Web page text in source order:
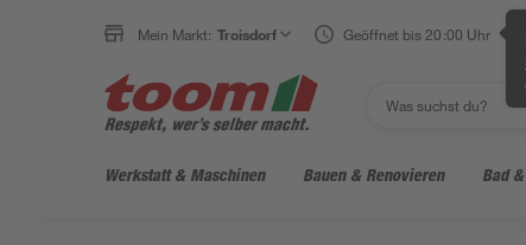
Mein Markt: Troisdorf Geöffnet bis 20:00 Uhr
Werkstatt & Maschinen Bauen & Renovieren Bad